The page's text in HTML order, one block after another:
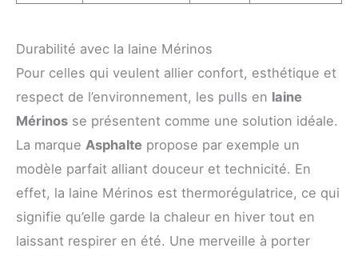
Durabilité avec la laine Mérinos
Pour celles qui veulent allier confort, esthétique et
respect de l’environnement, les pulls en laine
Mérinos se présentent comme une solution idéale.
La marque Asphalte propose par exemple un
modèle parfait alliant douceur et technicité. En
effet, la laine Mérinos est thermorégulatrice, ce qui
signifie qu’elle garde la chaleur en hiver tout en
laissant respirer en été. Une merveille à porter